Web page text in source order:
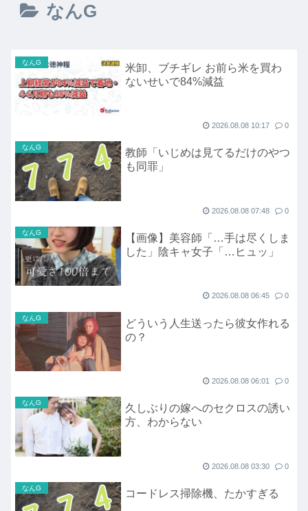
なんG
なんG
米卸、ブチギレ お前ら米を買わ
ないせいで84%減益
2026.08.08 10:17 0
なんG
教師「いじめは見てるだけのやつ
も同罪」
2026.08.08 07:48 0
なんG
【画像】美容師「…手は尽くしま
した」陰キャ女子「…ヒュッ」
2026.08.08 06:45 0
なんG
どういう人生送ったら彼女作れる
の？
2026.08.08 06:01 0
なんG
久しぶりの嫁へのセクロスの誘い
方、わからない
2026.08.08 03:30 0
なんG コードレス掃除機、たかすぎる